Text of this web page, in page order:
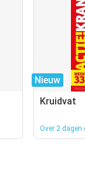
Nieuw
Kruidvat
Over 2 dagen